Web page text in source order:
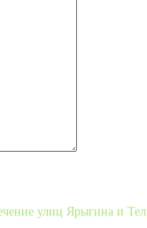
улиц Ярыгина и